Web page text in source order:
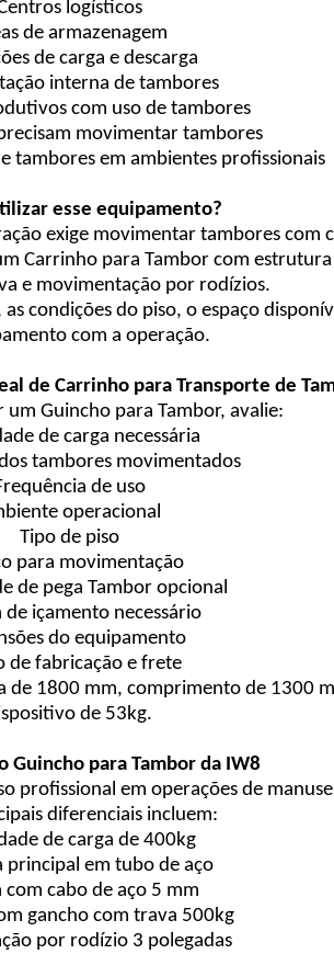
logísticos
de armazenagem
de carga e descarga
interna de tambores
com uso de tambores
movimentar tambores
tambores em ambientes profissionais
esse equipamento?
exige movimentar tambores com
Carrinho para Tambor com
e movimentação por rodízios.
condições do piso, o espaço
com a operação.
de Carrinho para Transporte de
um Guincho para Tambor, avalie:
de carga necessária
tambores movimentados
de uso
operacional
Tipo de piso
para movimentação
de pega Tambor opcional
de içamento necessário
do equipamento
de fabricação e frete
de 1800 mm, comprimento de 1300
de 53kg.
Guincho para Tambor da IW8
profissional em operações de
diferenciais incluem:
de carga de 400kg
principal em tubo de aço
com cabo de aço 5 mm
gancho com trava 500kg
por rodízio 3 polegadas